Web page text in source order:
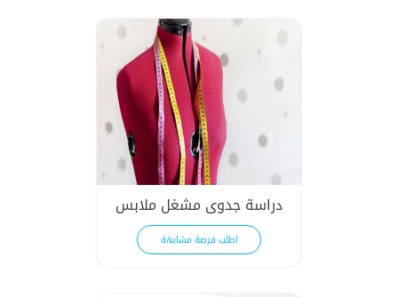
دراسة جدوى مشغل ملابس
اطلب فرصة مشابهة